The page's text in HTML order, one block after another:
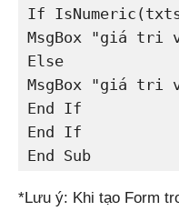
If
MsgBox "giá tri
Else
MsgBox "giá tri
End If
End If
End Sub
*Lưu ý: Khi tạo Form